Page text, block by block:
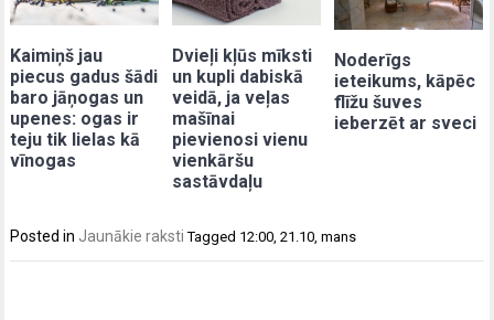
Kaimiņš jau
piecus gadus šādi
baro jāņogas un
upenes: ogas ir
teju tik lielas kā
vīnogas
Dvieļi kļūs mīksti
un kupli dabiskā
veidā, ja veļas
mašīnai
pievienosi vienu
vienkāršu
sastāvdaļu
Noderīgs
ieteikums, kāpēc
flīžu šuves
ieberzēt ar sveci
Posted in Jaunākie raksti Tagged 12:00 ,21.10 ,mans